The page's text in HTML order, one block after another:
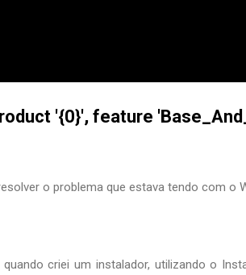
'{0}', feature
o problema que estava tendo com o
criei um instalador, utilizando o